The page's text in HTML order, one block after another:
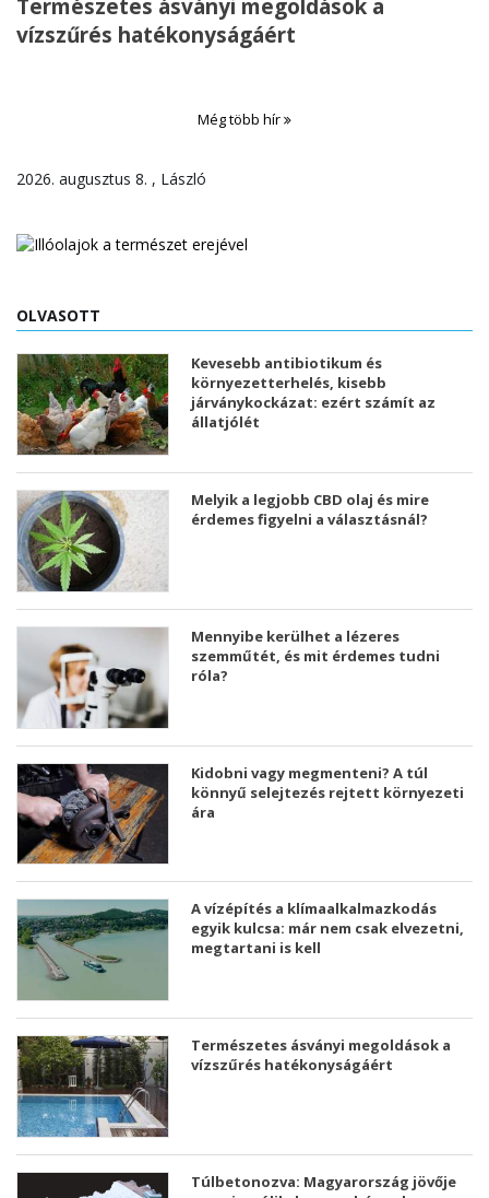
Természetes ásványi megoldások a
vízszűrés hatékonyságáért
Még több hír
2026. augusztus 8. , László
OLVASOTT
Kevesebb antibiotikum és
környezetterhelés, kisebb
járványkockázat: ezért számít az
állatjólét
Melyik a legjobb CBD olaj és mire
érdemes figyelni a választásnál?
Mennyibe kerülhet a lézeres
szemműtét, és mit érdemes tudni
róla?
Kidobni vagy megmenteni? A túl
könnyű selejtezés rejtett környezeti
ára
A vízépítés a klímaalkalmazkodás
egyik kulcsa: már nem csak elvezetni,
megtartani is kell
Természetes ásványi megoldások a
vízszűrés hatékonyságáért
Túlbetonozva: Magyarország jövője